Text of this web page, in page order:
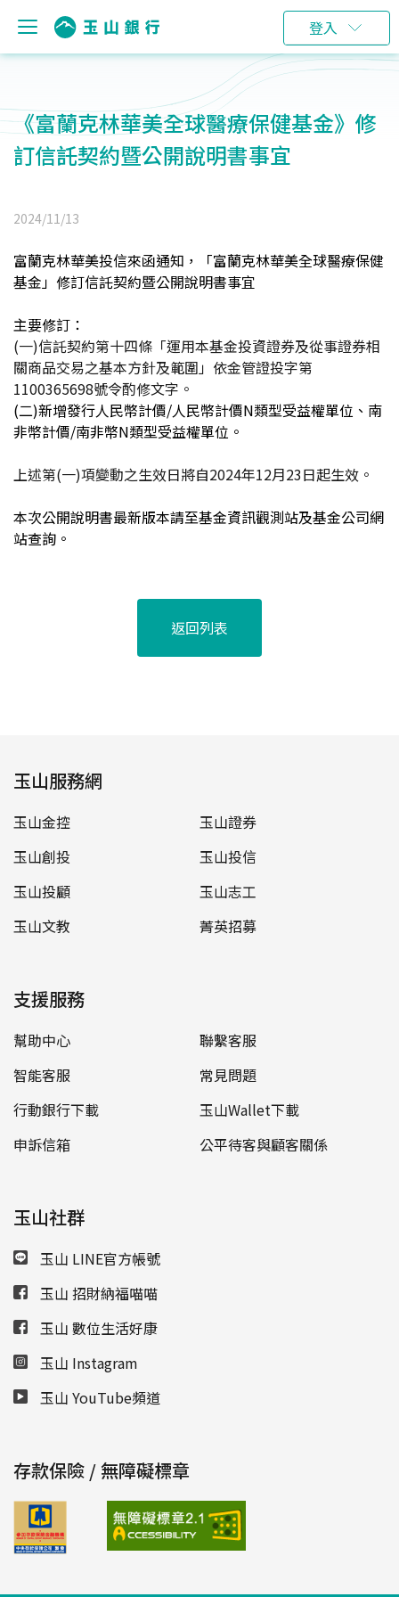
登入
《富蘭克林華美全球醫療保健基金》修
訂信託契約暨公開說明書事宜
2024/11/13
富蘭克林華美投信來函通知，「富蘭克林華美全球醫療保健
基金」修訂信託契約暨公開說明書事宜
主要修訂：
(一)信託契約第十四條「運用本基金投資證券及從事證券相
關商品交易之基本方針及範圍」依金管證投字第
1100365698號令酌修文字。
(二)新增發行人民幣計價/人民幣計價N類型受益權單位、南
非幣計價/南非幣N類型受益權單位。
上述第(一)項變動之生效日將自2024年12月23日起生效。
本次公開說明書最新版本請至基金資訊觀測站及基金公司網
站查詢。
返回列表
玉山服務網
玉山金控
玉山證券
玉山創投
玉山投信
玉山投顧
玉山志工
玉山文教
菁英招募
支援服務
幫助中心
聯繫客服
智能客服
常見問題
行動銀行下載
玉山Wallet下載
申訴信箱
公平待客與顧客關係
玉山社群
玉山 LINE官方帳號
玉山 招財納福喵喵
玉山 數位生活好康
玉山 Instagram
玉山 YouTube頻道
存款保險 / 無障礙標章